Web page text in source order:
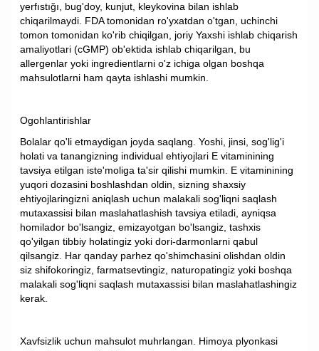
yerfıstığı, bug'doy, kunjut, kleykovina bilan ishlab
chiqarilmaydi. FDA tomonidan ro'yxatdan o'tgan, uchinchi
tomon tomonidan ko'rib chiqilgan, joriy Yaxshi ishlab chiqarish
amaliyotlari (cGMP) ob'ektida ishlab chiqarilgan, bu
allergenlar yoki ingredientlarni o'z ichiga olgan boshqa
mahsulotlarni ham qayta ishlashi mumkin.
Ogohlantirishlar
Bolalar qo'li etmaydigan joyda saqlang. Yoshi, jinsi, sog'lig'i
holati va tanangizning individual ehtiyojlari E vitaminining
tavsiya etilgan iste'moliga ta'sir qilishi mumkin. E vitaminining
yuqori dozasini boshlashdan oldin, sizning shaxsiy
ehtiyojlaringizni aniqlash uchun malakali sog'liqni saqlash
mutaxassisi bilan maslahatlashish tavsiya etiladi, ayniqsa
homilador bo'lsangiz, emizayotgan bo'lsangiz, tashxis
qo'yilgan tibbiy holatingiz yoki dori-darmonlarni qabul
qilsangiz. Har qanday parhez qo'shimchasini olishdan oldin
siz shifokoringiz, farmatsevtingiz, naturopatingiz yoki boshqa
malakali sog'liqni saqlash mutaxassisi bilan maslahatlashingiz
kerak.
Xavfsizlik uchun mahsulot muhrlangan. Himoya plyonkasi